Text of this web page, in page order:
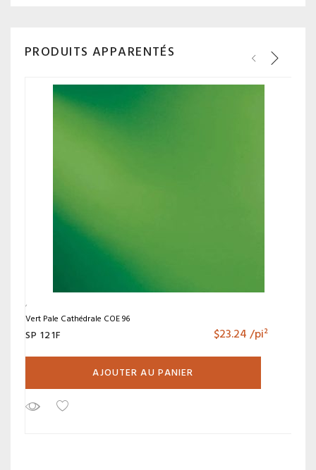
PRODUITS APPARENTÉS
Vert Pale Cathédrale COE 96
SP 121F $23.24/pi²
AJOUTER AU PANIER